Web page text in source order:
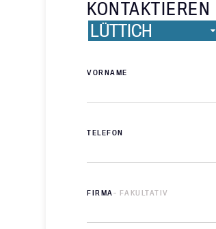
VORNAME
TELEFON
FIRMA- FAKULTATIV